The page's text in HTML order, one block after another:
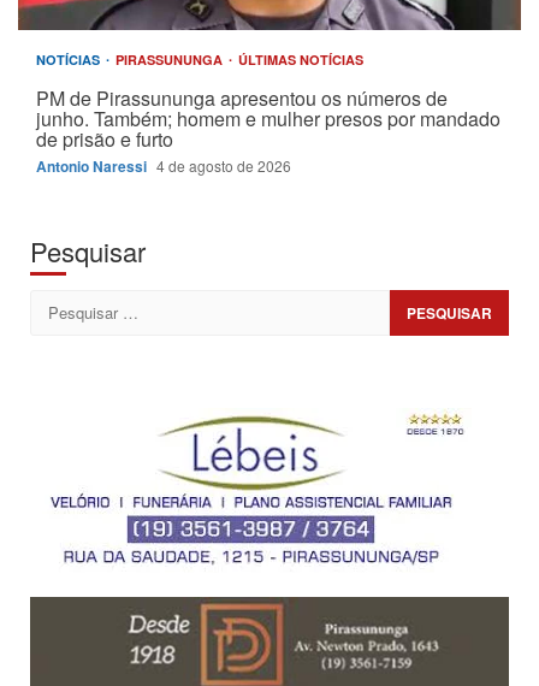
NOTÍCIAS PIRASSUNUNGA ÚLTIMAS NOTÍCIAS
PM de Pirassununga apresentou os números de
junho. Também; homem e mulher presos por mandado
de prisão e furto
Antonio Naressi 4 de agosto de 2026
Pesquisar
Pesquisar